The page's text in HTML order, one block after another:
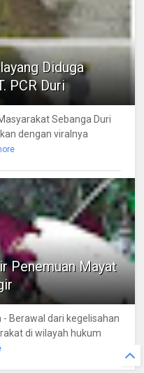
Diduga
PCR Duri
Sebanga Duri
dengan viralnya
Penemuan Mayat
Berawal dari kegelisahan
di wilayah hukum